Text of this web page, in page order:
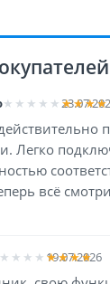
Легко
всё
19.07.2026